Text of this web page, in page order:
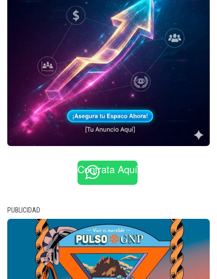
Contrata Aquí
PUBLICIDAD